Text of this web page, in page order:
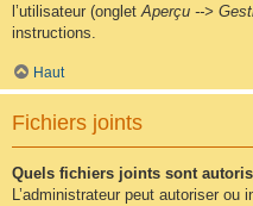
l’utilisateur (onglet Aperçu -->
instructions.
Haut
Fichiers joints
Quels fichiers joints sont
L’administrateur peut autoriser